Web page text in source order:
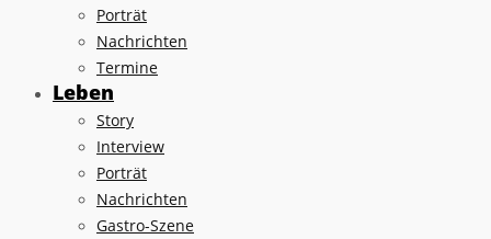
Porträt
Nachrichten
Termine
Leben
Story
Interview
Porträt
Nachrichten
Gastro-Szene